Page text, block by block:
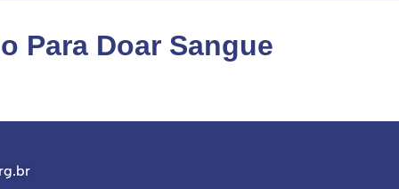
Para Doar Sangue